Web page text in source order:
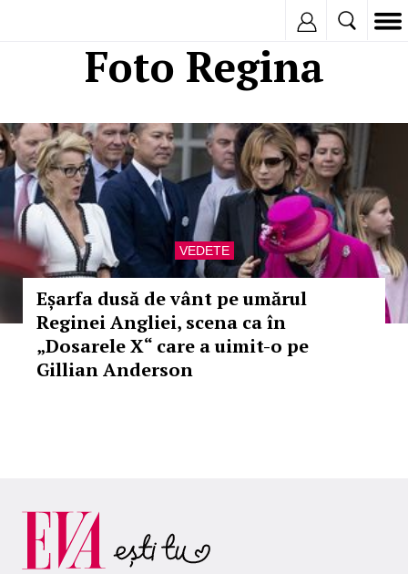
Foto Regina
VEDETE
Eșarfa dusă de vânt pe umărul
Reginei Angliei, scena ca în
„Dosarele X“ care a uimit-o pe
Gillian Anderson